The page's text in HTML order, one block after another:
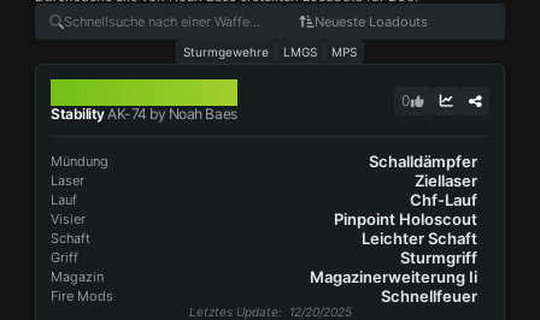
Neueste Loadouts
Sturmgewehre LMGS MPS
StabilityAK-74 by Noah Baes
0
Mündung Schalldämpfer
Laser Ziellaser
Lauf Chf-Lauf
Visier Pinpoint Holoscout
Schaft Leichter Schaft
Griff Sturmgriff
Magazin Magazinerweiterung Ii
Fire Mods Schnellfeuer
Letztes Update: 12/20/2025